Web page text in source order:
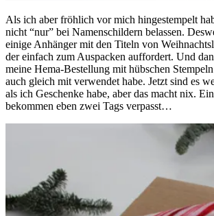
Als ich aber fröhlich vor mich hingestempelt
nicht “nur” bei Namenschildern belassen.
einige Anhänger mit den Titeln von
der einfach zum Auspacken auffordert. Und
meine Hema-Bestellung mit hübschen
auch gleich mit verwendet habe. Jetzt sind es
als ich Geschenke habe, aber das macht nix.
bekommen eben zwei Tags verpasst…